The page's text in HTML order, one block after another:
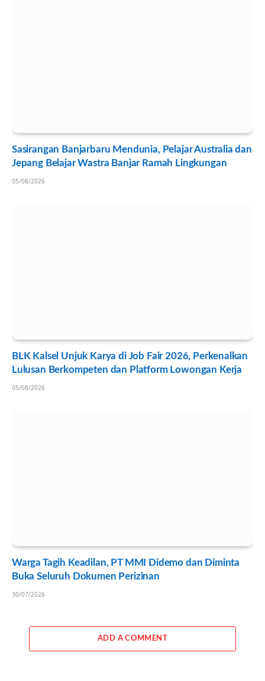
Sasirangan Banjarbaru Mendunia, Pelajar Australia dan
Jepang Belajar Wastra Banjar Ramah Lingkungan
05/08/2026
BLK Kalsel Unjuk Karya di Job Fair 2026, Perkenalkan
Lulusan Berkompeten dan Platform Lowongan Kerja
05/08/2026
Warga Tagih Keadilan, PT MMI Didemo dan Diminta
Buka Seluruh Dokumen Perizinan
30/07/2026
ADD A COMMENT